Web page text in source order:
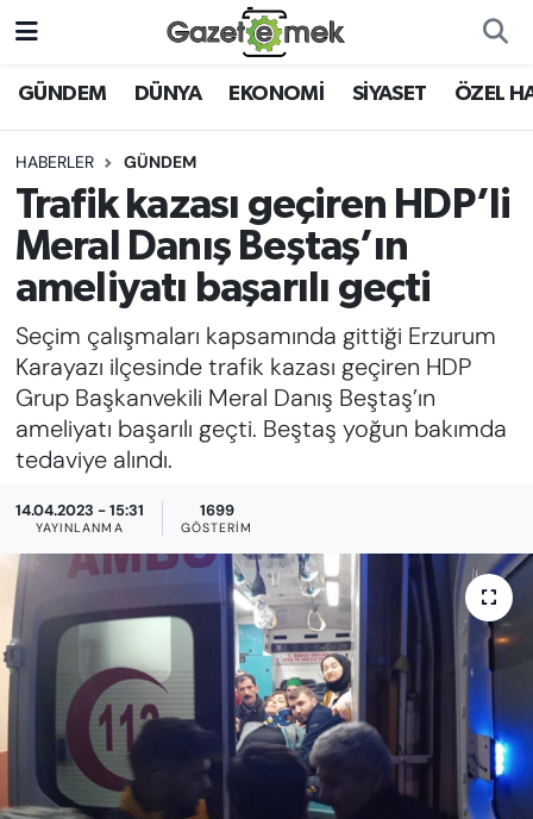
GÜNDEM DÜNYA EKONOMİ SİYASET ÖZEL
HABERLER GÜNDEM
Trafik kazası geçiren HDP’li
Meral Danış Beştaş’ın
ameliyatı başarılı geçti
Seçim çalışmaları kapsamında gittiği Erzurum
Karayazı ilçesinde trafik kazası geçiren HDP
Grup Başkanvekili Meral Danış Beştaş’ın
ameliyatı başarılı geçti. Beştaş yoğun bakımda
tedaviye alındı.
14.04.2023 - 15:31
YAYINLANMA
1699
GÖSTERIM
DÜNYA
EKONOMİ
EMEK HABERLERİ
YENİ MEDYADA EMEK
GAZETECİLİĞİNİ GELİŞTİRMEK
FAYDALI BİLGİLER
GÜNDEM
SAĞLIK
SPOR
KÜLTÜR-SANAT
MAGAZİN
Nöbetçi Eczaneler
Hava Durumu
İstanbul Namaz Vakitleri
Trafik Durumu
Süper Lig Puan Durumu ve Fikstür
Tüm Manşetler
Son Dakika Haberleri
Haber Arşivi